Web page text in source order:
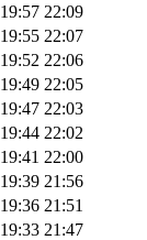
19:57 22:09
19:55 22:07
19:52 22:06
19:49 22:05
19:47 22:03
19:44 22:02
19:41 22:00
19:39 21:56
19:36 21:51
19:33 21:47